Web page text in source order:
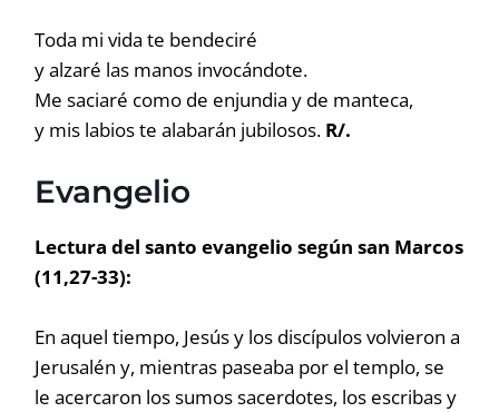
Toda mi vida te bendeciré
y alzaré las manos invocándote.
Me saciaré como de enjundia y de manteca,
y mis labios te alabarán jubilosos. R/.
Evangelio
Lectura del santo evangelio según san Marcos
(11,27-33):
En aquel tiempo, Jesús y los discípulos volvieron a
Jerusalén y, mientras paseaba por el templo, se
le acercaron los sumos sacerdotes, los escribas y